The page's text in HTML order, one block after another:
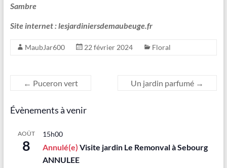
Sambre
Site internet : lesjardiniersdemaubeuge.fr
MaubJar600 22 février 2024 Floral
← Puceron vert Un jardin parfumé →
Évènements à venir
AOÛT
8
15h00
Annulé(e) Visite jardin Le Remonval à Sebourg
ANNULEE